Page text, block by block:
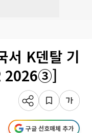
서 K덴탈 기
2026③]
구글 선호매체 추가